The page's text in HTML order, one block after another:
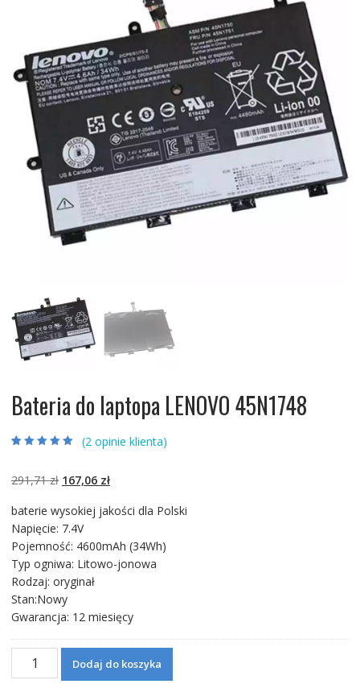
Bateria do laptopa LENOVO 45N1748
podstawie
klientów
(2opinie klienta)
291,71zł Pierwotna
wynosiła:
291,71 zł.
167,06 złAktualna
wynosi:
baterie wysokiej jakości dla Polski
Napięcie: 7.4V
Pojemność: 4600mAh (34Wh)
Typ ogniwa: Litowo-jonowa
Rodzaj: oryginał
Stan:Nowy
Gwarancja: 12 miesięcy
Bateria
Dodaj do koszyka